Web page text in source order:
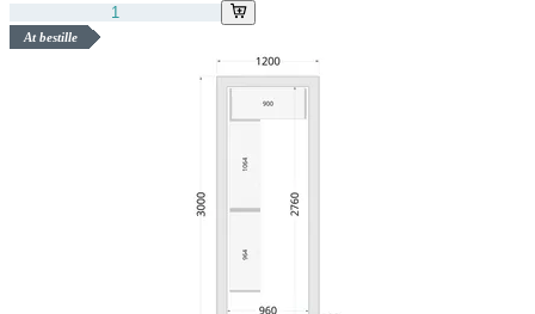
At bestille